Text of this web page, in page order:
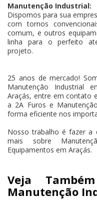
Manutenção Industrial:
Dispomos para sua
com tornos
comum, e outros
linha para o perfeito
projeto.
25 anos de mercado!
Manutenção Industrial
Araçás, entre em contato
a 2A Furos e
forma eficiente nos
Nosso trabalho é fazer a
mais sobre
Equipamentos em Araçás.
Veja
Manutenção